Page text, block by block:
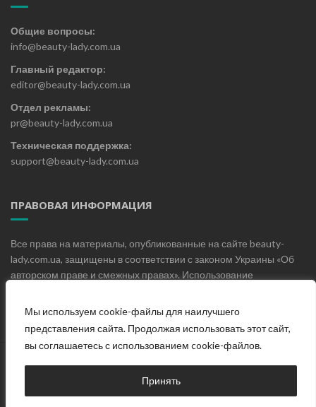
Мы используем cookie-файлы для наилучшего
представления сайта. Продолжая использовать этот сайт,
вы соглашаетесь с использованием cookie-файлов.
Принять
Общие вопросы:
info@beauty-lady.com.ua
Главный редактор:
editor@beauty-lady.com.ua
Отдел рекламы:
pr@beauty-lady.com.ua
Техническая поддержка:
support@beauty-lady.com.ua
ПРАВОВАЯ ИНФОРМАЦИЯ
Все права на материалы, опубликованные на сайте beauty-
lady.com.ua, защищены в соответствии с законом Украины «Об
авторском праве и смежных правах». Использование
письменного разрешения редакции не допускается.
Главная О проекте Блог
Контакты
© Женский онлайн журнал «Beauty Lady», 2019-2025